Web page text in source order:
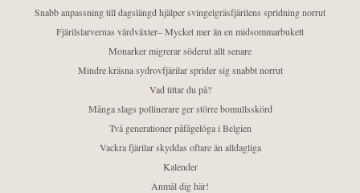
Snabb anpassning till dagslängd hjälper svingelgräsfjärilens spridning norrut
Fjärilslarvernas värdväxter– Mycket mer än en midsommarbukett
Monarker migrerar söderut allt senare
Mindre kräsna sydrovfjärilar sprider sig snabbt norrut
Vad tittar du på?
Många slags pollinerare ger större bomullsskörd
Två generationer påfågelöga i Belgien
Vackra fjärilar skyddas oftare än alldagliga
Kalender
Anmäl dig här!